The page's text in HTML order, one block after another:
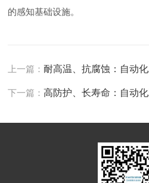
的感知基础设施。
上一篇：耐高温、抗腐蚀：自动化
下一篇：高防护、长寿命：自动